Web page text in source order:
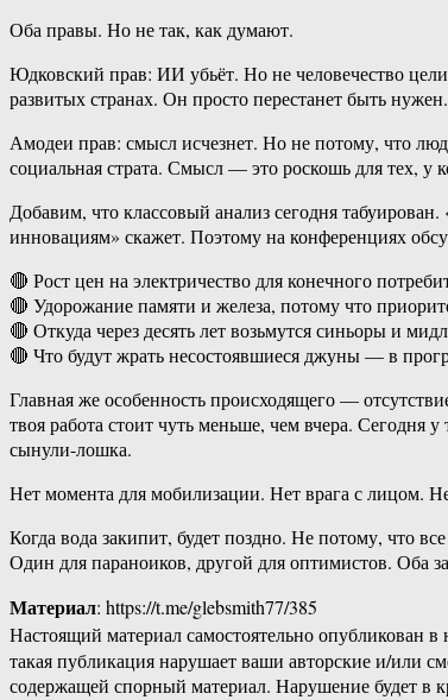
Оба правы. Но не так, как думают.
Юдковский прав: ИИ убьёт. Но не человечество
развитых странах. Он просто перестанет быть нужен.
Амодеи прав: смысл исчезнет. Но не потому, что
социальная страта. Смысл — это роскошь для тех, у
Добавим, что классовый анализ сегодня
инновациям» скажет. Поэтому на конференциях
🔴 Рост цен на электричество для конечного
🔴 Удорожание памяти и железа, потому что
🔴 Откуда через десять лет возьмутся синьоры и
🔴 Что будут жрать несостоявшиеся джуны — в
Главная же особенность происходящего —
твоя работа стоит чуть меньше, чем вчера. Сегодня
сынули-лошка.
Нет момента для мобилизации. Нет врага с лицом.
Когда вода закипит, будет поздно. Не потому, что
Один для параноиков, другой для оптимистов.
Материал: https://t.me/glebsmith77/385
Настоящий материал самостоятельно опубликован
такая публикация нарушает ваши авторские и/или
содержащей спорный материал. Нарушение будет в